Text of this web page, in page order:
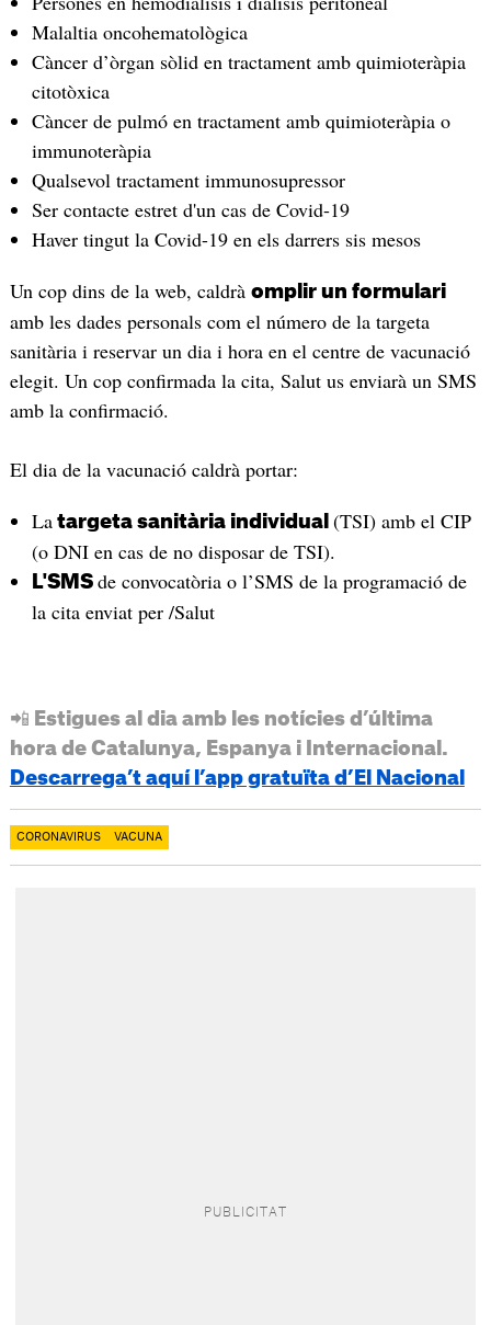
Malaltia oncohematològica
Càncer d’òrgan sòlid en tractament amb quimioteràpia
citotòxica
Càncer de pulmó en tractament amb quimioteràpia o
immunoteràpia
Qualsevol tractament immunosupressor
Ser contacte estret d'un cas de Covid-19
Haver tingut la Covid-19 en els darrers sis mesos
Un cop dins de la web, caldrà omplir un formulari
amb les dades personals com el número de la targeta
sanitària i reservar un dia i hora en el centre de vacunació
elegit. Un cop confirmada la cita, Salut us enviarà un SMS
amb la confirmació.
El dia de la vacunació caldrà portar:
Latargeta sanitària individual (TSI) amb el CIP
(o DNI en cas de no disposar de TSI).
L'SMS de convocatòria o l’SMS de la programació de
la cita enviat per /Salut
📲 Estigues al dia amb les notícies d’última
hora de Catalunya, Espanya i Internacional.
Descarrega’t aquí l’app gratuïta d’El Nacional
CORONAVIRUS VACUNA